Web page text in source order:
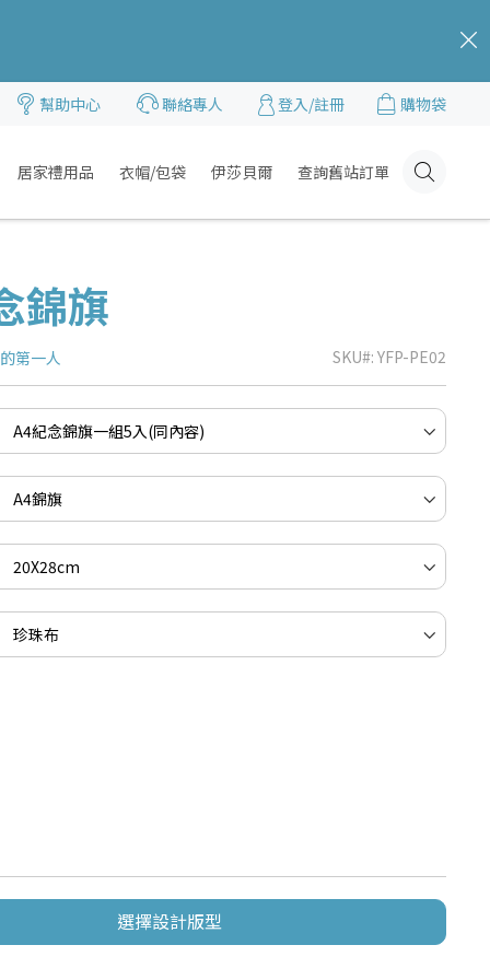
購物袋
登入/註冊
幫助中心 聯絡專人
居家禮用品 衣帽/包袋 伊莎貝爾
查詢舊站訂單
Here
錦旗
第一人 SKU YFP-PE02
選擇設計版型